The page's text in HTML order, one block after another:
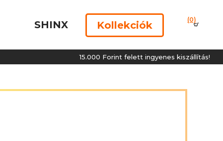
SHINX Kollekciók (0)
15.000 Forint felett ingyenes kiszállítás!